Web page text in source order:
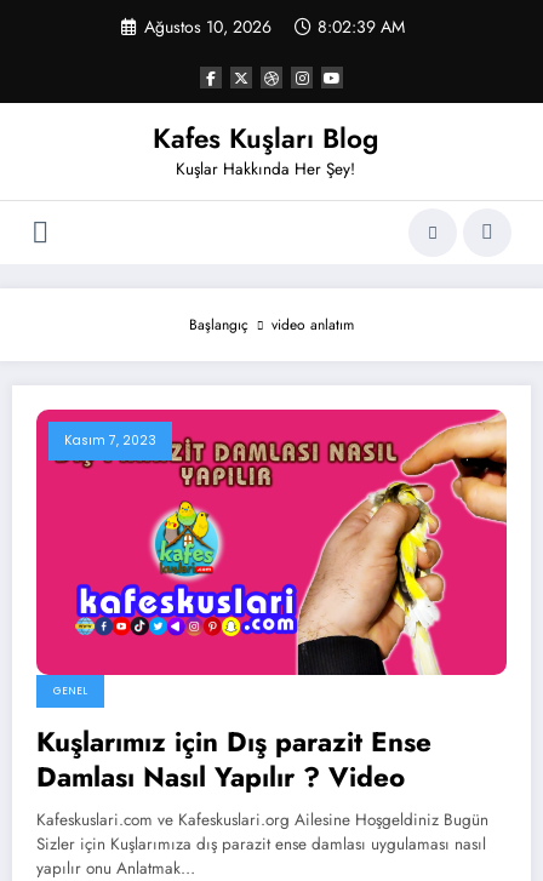
Ağustos 10, 2026 8:02:39 AM
Kafes Kuşları Blog
Kuşlar Hakkında Her Şey!
Başlangıç video anlatım
Kasım 7, 2023
GENEL
Kuşlarımız için Dış parazit Ense
Damlası Nasıl Yapılır ? Video
Kafeskuslari.com ve Kafeskuslari.org Ailesine Hoşgeldiniz Bugün
Sizler için Kuşlarımıza dış parazit ense damlası uygulaması nasıl
yapılır onu Anlatmak…